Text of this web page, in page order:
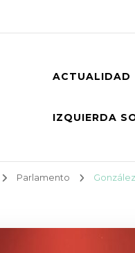
ACTUALIDAD
IZQUIERDA
Parlamento